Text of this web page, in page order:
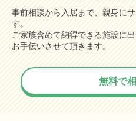
事前相談から入居まで、親身に
す。
ご家族含めて納得できる施設に
お手伝いさせて頂きます。
無料で